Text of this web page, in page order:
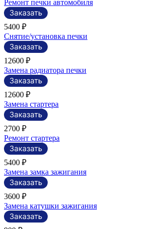
Ремонт печки автомобиля
5400 ₽
Снятие/установка печки
12600 ₽
Замена радиатора печки
12600 ₽
Замена стартера
2700 ₽
Ремонт стартера
5400 ₽
Замена замка зажигания
3600 ₽
Замена катушки зажигания